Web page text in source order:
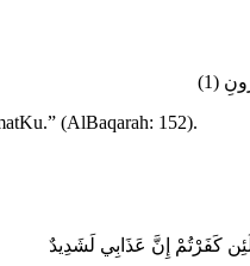
(1)
(AlBaqarah: 152).